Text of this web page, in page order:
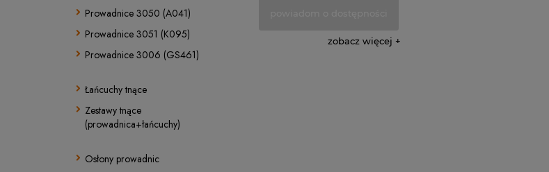
Prowadnice 3050 (A041)
Prowadnice 3051 (K095)
Prowadnice 3006 (GS461)
Łańcuchy tnące
Zestawy tnące
(prowadnica+łańcuchy)
Osłony prowadnic
zobacz więcej